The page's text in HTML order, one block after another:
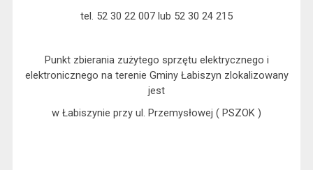
tel. 52 30 22 007 lub 52 30 24 215
Punkt zbierania zużytego sprzętu elektrycznego i
elektronicznego na terenie Gminy Łabiszyn zlokalizowany
jest
w Łabiszynie przy ul. Przemysłowej ( PSZOK )